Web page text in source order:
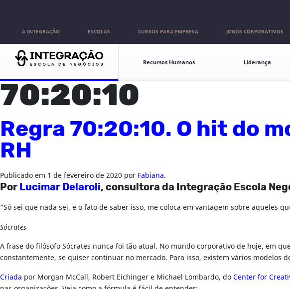
A INTEGRAÇÃO ESCOLAS CURSOS PARA EMPRESA JOGOS CORPORATIVOS
Escolas
Recursos Humanos Liderança
70:20:10
Regra 70:20:10. O hit do
RH
Publicado em 1 de fevereiro de 2020 por Fabiana.
Por Lucimar Delaroli, consultora da Integração Escola
“Só sei que nada sei, e o fato de saber isso, me coloca em vantagem sobre aqueles
Sócrates
A frase do filósofo Sócrates nunca foi tão atual. No mundo corporativo de hoje, em
constantemente, se quiser continuar no mercado. Para isso, existem vários modelos
Criada por Morgan McCall, Robert Eichinger e Michael Lombardo, doCenter for